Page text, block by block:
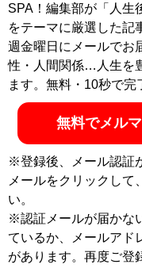
SPA！編集部が「人生
をテーマに厳選した記
週金曜日にメールでお
性・人間関係…人生を
ます。無料・10秒で完
無料でメル
※登録後、メール認証
メールをクリックして
い。
※認証メールが届かな
ているか、メールアド
があります。再度ご登